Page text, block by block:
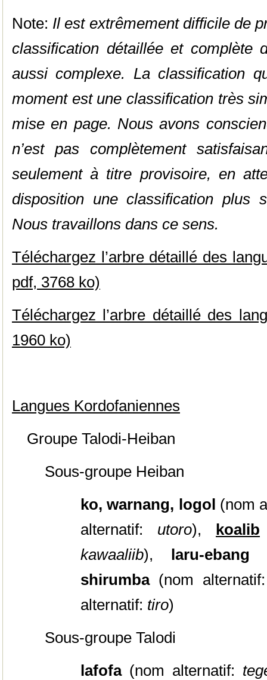
Note: Il est extrêmement difficile de
classification détaillée et complète
aussi complexe. La classification
moment est une classification très
mise en page. Nous avons
n’est pas complètement
seulement à titre provisoire, en
disposition une classification plus
Nous travaillons dans ce sens.
Téléchargez l’arbre détaillé des
pdf, 3768 ko)
Téléchargez l’arbre détaillé des
1960 ko)
Langues Kordofaniennes
Groupe Talodi-Heiban
Sous-groupe Heiban
ko, warnang, logol (nom
alternatif: utoro),
koalib
kawaaliib), laru-ebang
shirumba (nom
alternatif: tiro)
Sous-groupe Talodi
lafofa (nom alternatif: